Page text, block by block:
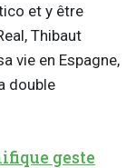
et y être
Thibaut
vie en Espagne,
double
geste